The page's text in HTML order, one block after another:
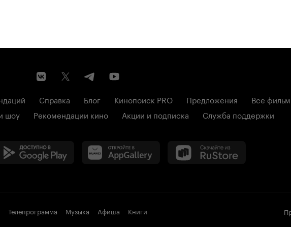
Справка Блог Кинопоиск PRO Предложения Все
шоу Рекомендации кино Акции и подписка Служба поддержки
Телепрограмма Музыка Афиша Книги